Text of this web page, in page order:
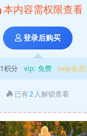
本内容需权限查看
登录后购买
1积分 vip: 免费 svip会员:
已有2 人解锁查看